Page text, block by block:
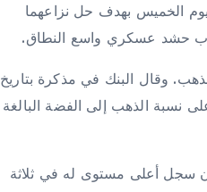
الخميس بهدف حل نزاعهما
حشد عسكري واسع النطاق.
وقال البنك في مذكرة بتاريخ
بنهاية العام، بناءً على نسبة الذهب إلى الفضة البالغة
إلى 88.84 دولار للأونصة، بعد أن سجل أعلى مستوى له في ثلاثة